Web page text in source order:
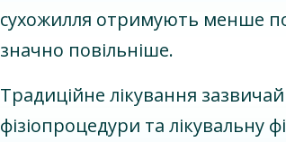
сухожилля отримують менше
значно повільніше.
Традиційне лікування
фізіопроцедури та лікувальну